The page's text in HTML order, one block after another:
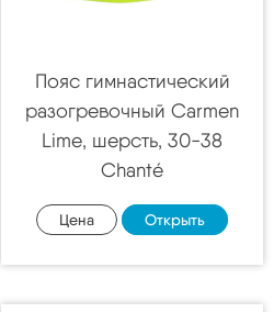
Пояс гимнастический
разогревочный Carmen
Lime, шерсть, 30-38
Chanté
Цена Открыть